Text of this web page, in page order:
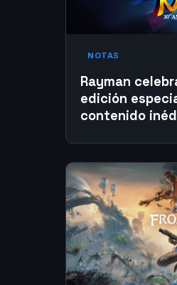
NOTAS
Rayman
edición
contenido